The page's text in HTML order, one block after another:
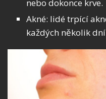
nebo dokonce krve.
Akné: lidé trpící
každých několik